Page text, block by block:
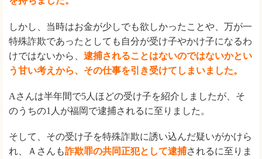
しかし、当時はお金が少しでも欲しかったことや、万が一
特殊詐欺であったとしても自分が受け子やかけ子になるわ
けではないから、 逮捕されることはないのではないかとい
う甘い考えから、その仕事を引き受けてしまいました。
Aさんは半年間で5人ほどの受け子を紹介しましたが、そ
のうちの1人が福岡で逮捕されるに至りました。
そして、その受け子を特殊詐欺に誘い込んだ疑いがかけら
れ、Ａさんも詐欺罪の共同正犯として逮捕されるに至りま